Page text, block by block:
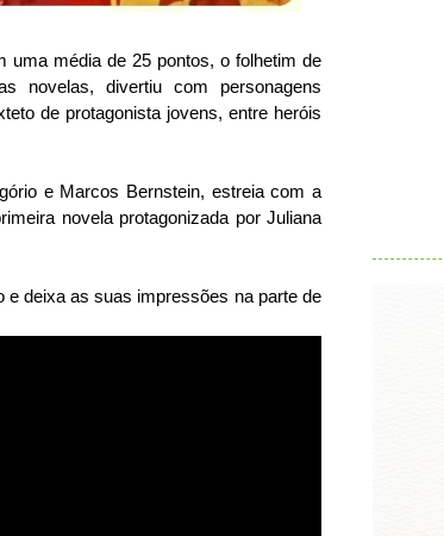
uma média de 25 pontos, o folhetim de
novelas, divertiu com personagens
de protagonista jovens, entre heróis
e Marcos Bernstein, estreia com a
novela protagonizada por Juliana
e deixa as suas impressões na parte de